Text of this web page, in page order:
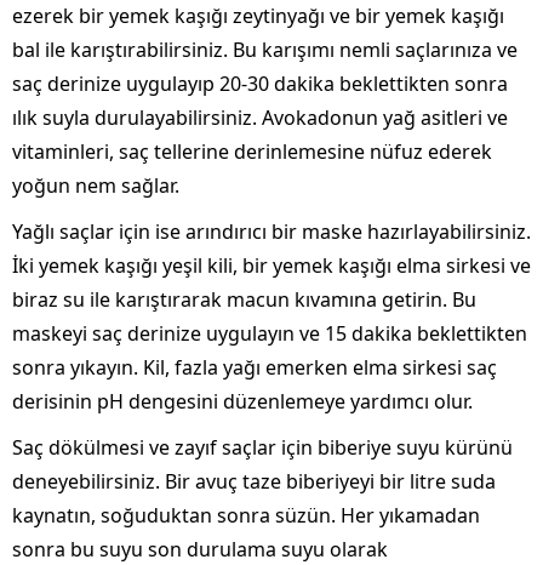
ezerek bir yemek kaşığı zeytinyağı ve bir yemek kaşığı
bal ile karıştırabilirsiniz. Bu karışımı nemli saçlarınıza ve
saç derinize uygulayıp 20-30 dakika beklettikten sonra
ılık suyla durulayabilirsiniz. Avokadonun yağ asitleri ve
vitaminleri, saç tellerine derinlemesine nüfuz ederek
yoğun nem sağlar.
Yağlı saçlar için ise arındırıcı bir maske hazırlayabilirsiniz.
İki yemek kaşığı yeşil kili, bir yemek kaşığı elma sirkesi ve
biraz su ile karıştırarak macun kıvamına getirin. Bu
maskeyi saç derinize uygulayın ve 15 dakika beklettikten
sonra yıkayın. Kil, fazla yağı emerken elma sirkesi saç
derisinin pH dengesini düzenlemeye yardımcı olur.
Saç dökülmesi ve zayıf saçlar için biberiye suyu kürünü
deneyebilirsiniz. Bir avuç taze biberiyeyi bir litre suda
kaynatın, soğuduktan sonra süzün. Her yıkamadan
sonra bu suyu son durulama suyu olarak